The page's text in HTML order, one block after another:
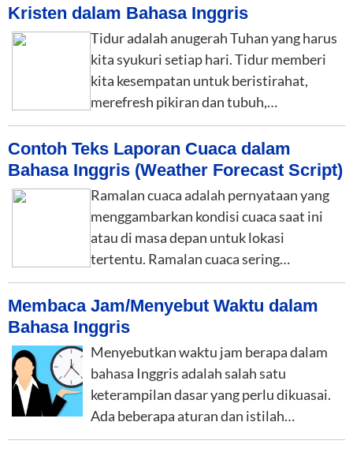
Kristen dalam Bahasa Inggris
Tidur adalah anugerah Tuhan yang harus
kita syukuri setiap hari. Tidur memberi
kita kesempatan untuk beristirahat,
merefresh pikiran dan tubuh,…
Contoh Teks Laporan Cuaca dalam
Bahasa Inggris (Weather Forecast Script)
Ramalan cuaca adalah pernyataan yang
menggambarkan kondisi cuaca saat ini
atau di masa depan untuk lokasi
tertentu. Ramalan cuaca sering…
Membaca Jam/Menyebut Waktu dalam
Bahasa Inggris
Menyebutkan waktu jam berapa dalam
bahasa Inggris adalah salah satu
keterampilan dasar yang perlu dikuasai.
Ada beberapa aturan dan istilah…